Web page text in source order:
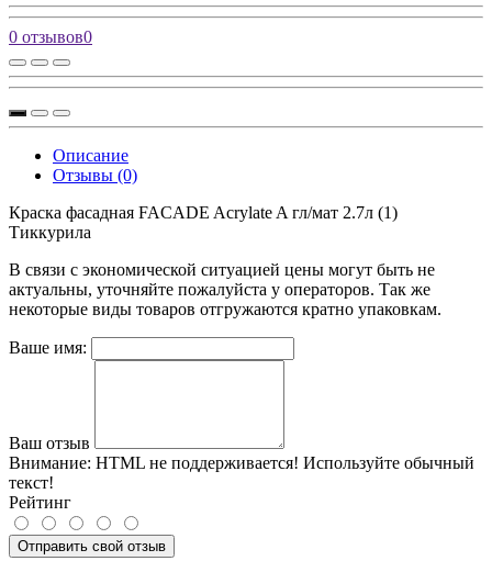
0 отзывов0
Описание
Отзывы (0)
Краска фасадная FACADE Acrylate A гл/мат 2.7л (1)
Тиккурила
В связи с экономической ситуацией цены могут быть не
актуальны, уточняйте пожалуйста у операторов. Так же
некоторые виды товаров отгружаются кратно упаковкам.
Ваше имя:
Ваш отзыв
Внимание: HTML не поддерживается! Используйте обычный
текст!
Рейтинг
Отправить свой отзыв